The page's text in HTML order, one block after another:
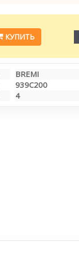
КУПИТЬ
BREMI
939C200
4